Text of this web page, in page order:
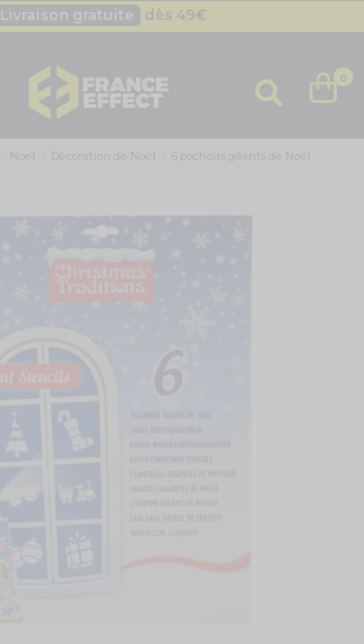
Livraison gratuite dès 49€
Livraison gratuite dès 49 0
Décoration de Noël 6 pochoirs géants de Noël